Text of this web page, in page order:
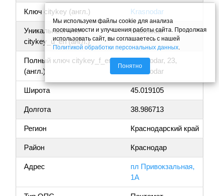
Ключ citykey (англ.) Krasnodar
Уникальный ключ
citykey_u_en (англ.)
Krasnodar
Полный ключ citykey_f_en
(англ.)
Krasnodar, 23,
Krasnodar
Широта 45.019105
Долгота 38.986713
Регион Краснодарский край
Район Краснодар
Адрес
пл Привокзальная,
1А
Мы используем файлы cookie для анализа
посещаемости и улучшения работы сайта. Продолжая
использовать сайт, вы соглашаетесь с нашей
Политикой обработки персональных данных.
Понятно